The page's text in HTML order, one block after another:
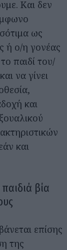
Και δεν
ως
ή ο/η γονέας
παιδί του/
να γίνει
και
και
βία
επίσης
της